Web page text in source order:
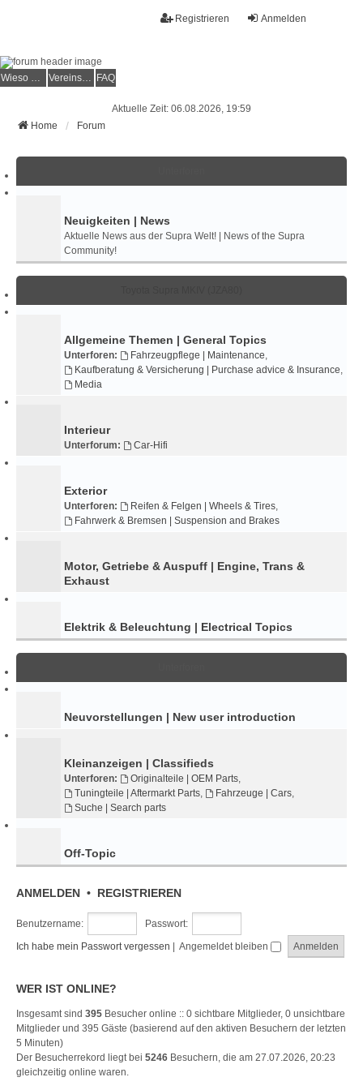
Anmelden
Registrieren
Wieso der e.V.? Vereinsmitglied werden FAQ
Aktuelle Zeit: 06.08.2026, 19:59
Home
Forum
Neuigkeiten | News
Aktuelle News aus der Supra Welt! | News of the Supra
Community!
Allgemeine Themen | General Topics
Unterforen: Fahrzeugpflege | Maintenance,
Kaufberatung & Versicherung | Purchase advice & Insurance,
Media
Interieur
Unterforum: Car-Hifi
Exterior
Unterforen: Reifen & Felgen | Wheels & Tires,
Fahrwerk & Bremsen | Suspension and Brakes
Motor, Getriebe & Auspuff | Engine, Trans &
Exhaust
Elektrik & Beleuchtung | Electrical Topics
Neuvorstellungen | New user introduction
Kleinanzeigen | Classifieds
Unterforen: Originalteile | OEM Parts,
Tuningteile | Aftermarkt Parts, Fahrzeuge | Cars,
Suche | Search parts
Off-Topic
ANMELDEN • REGISTRIEREN
Benutzername:
Passwort:
Ich habe mein Passwort vergessen
Angemeldet bleiben
WER IST ONLINE?
Insgesamt sind 395 Besucher online :: 0 sichtbare Mitglieder, 0 unsichtbare
Mitglieder und 395 Gäste (basierend auf den aktiven Besuchern der letzten
5 Minuten)
Der Besucherrekord liegt bei 5246 Besuchern, die am 27.07.2026, 20:23
gleichzeitig online waren.